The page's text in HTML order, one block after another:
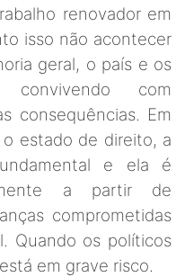
renovador em
isso não acontecer
geral, o país e os
convivendo com
consequências. Em
estado de direito, a
e ela é
a partir de
comprometidas
Quando os políticos
em grave risco.